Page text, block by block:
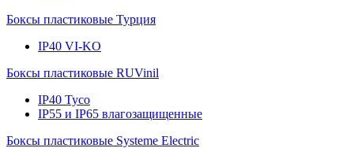
Боксы пластиковые Турция
IP40 VI-KO
Боксы пластиковые RUVinil
IP40 Тусо
IP55 и IP65 влагозащищенные
Боксы пластиковые Systeme Electric